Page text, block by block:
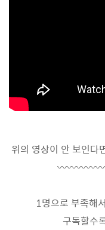
위의 영상이 안 보인다
〰〰〰〰
1명으로 부족해
구독할수